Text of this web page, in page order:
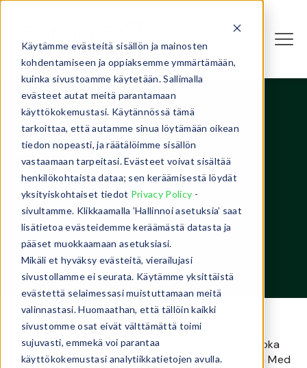
Käytämme evästeitä sisällön ja mainosten
kohdentamiseen ja oppiaksemme ymmärtämään,
kuinka sivustoamme käytetään. Sallimalla
evästeet autat meitä parantamaan
käyttökokemustasi. Käytännössä tämä
tarkoittaa, että autamme sinua löytämään oikean
tiedon nopeasti, ja räätälöimme sisällön
vastaamaan tarpeitasi. Evästeet voivat sisältää
henkilökohtaista dataa; sen keräämisestä löydät
yksityiskohtaiset tiedot Privacy Policy -
sivultamme. Klikkaamalla ’Hallinnoi asetuksia’ saat
lisätietoa evästeidemme keräämästä datasta ja
pääset muokkaamaan asetuksiasi.
Mikäli et hyväksy evästeitä, vierailujasi
sivustollamme ei seurata. Käytämme yksittäistä
evästettä selaimessasi muistuttamaan meitä
valinnastasi. Huomaathan, että tällöin kaikki
sivustomme osat eivät välttämättä toimi
sujuvasti, emmekä voi parantaa
käyttökokemustasi analytiikkatietojen avulla.
Kirjaudu
Vieraana
Ali Omar
Enkelisijoittaja ja yrittäjä
Ali Omaron lääkäri, yrittäjä ja enkelisijoittaja, joka
rakensi yhtiökumppaninsa Kustaa Pihan kanssa Med